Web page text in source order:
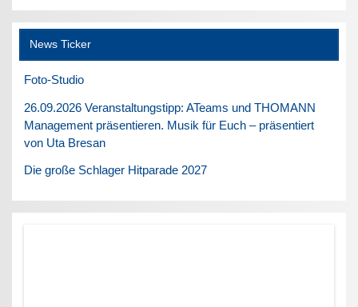
News Ticker
Foto-Studio
26.09.2026 Veranstaltungstipp: ATeams und THOMANN
Management präsentieren. Musik für Euch – präsentiert
von Uta Bresan
Die große Schlager Hitparade 2027